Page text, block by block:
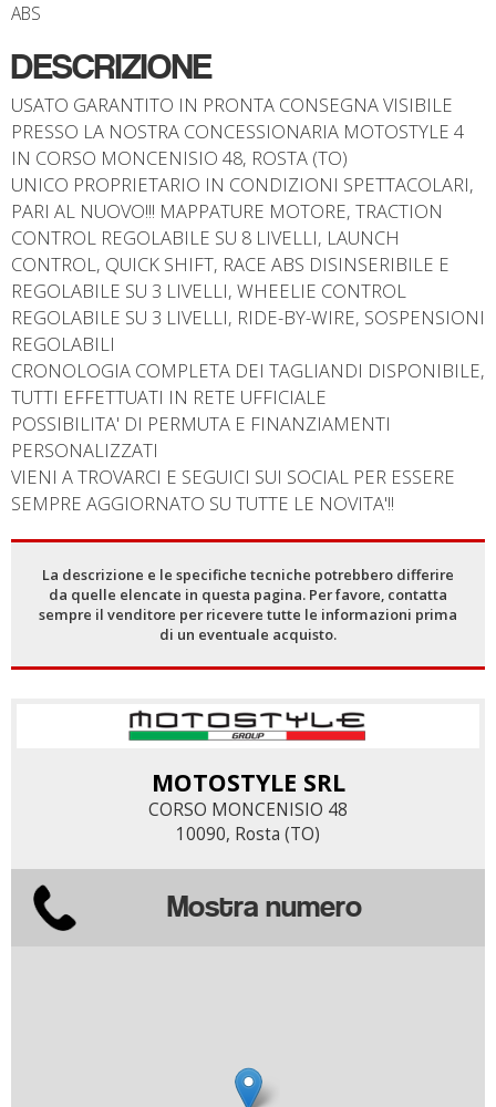
ABS
DESCRIZIONE
USATO GARANTITO IN PRONTA CONSEGNA VISIBILE
PRESSO LA NOSTRA CONCESSIONARIA MOTOSTYLE 4
IN CORSO MONCENISIO 48, ROSTA (TO)
UNICO PROPRIETARIO IN CONDIZIONI SPETTACOLARI,
PARI AL NUOVO!!! MAPPATURE MOTORE, TRACTION
CONTROL REGOLABILE SU 8 LIVELLI, LAUNCH
CONTROL, QUICK SHIFT, RACE ABS DISINSERIBILE E
REGOLABILE SU 3 LIVELLI, WHEELIE CONTROL
REGOLABILE SU 3 LIVELLI, RIDE-BY-WIRE, SOSPENSIONI
REGOLABILI
CRONOLOGIA COMPLETA DEI TAGLIANDI DISPONIBILE,
TUTTI EFFETTUATI IN RETE UFFICIALE
POSSIBILITA' DI PERMUTA E FINANZIAMENTI
PERSONALIZZATI
VIENI A TROVARCI E SEGUICI SUI SOCIAL PER ESSERE
SEMPRE AGGIORNATO SU TUTTE LE NOVITA'!!
La descrizione e le specifiche tecniche potrebbero differire
da quelle elencate in questa pagina. Per favore, contatta
sempre il venditore per ricevere tutte le informazioni prima
di un eventuale acquisto.
MOTOSTYLE SRL
CORSO MONCENISIO 48
10090, Rosta (TO)
Mostra numero